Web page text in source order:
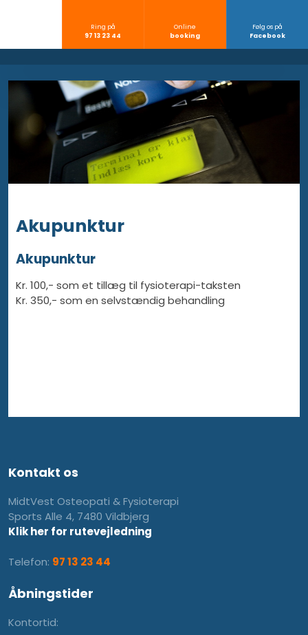
Ring på
​97 13 23 44
Online
​booking
Følg os på
​Facebook
​Akupunktur
Akupunktur
Kr. 100,- som et tillæg til fysioterapi-taksten
Kr. 350,- som en selvstændig behandling
Kontakt os
MidtVest Osteopati & Fysioterapi
Sports Alle 4, 7480 Vildbjerg
Klik her for rutevejledning
Telefon: 97 13 23 44
Åbningstider
Kontortid: